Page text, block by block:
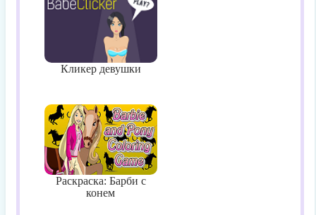
Кликер девушки
Раскраска: Барби с
конем